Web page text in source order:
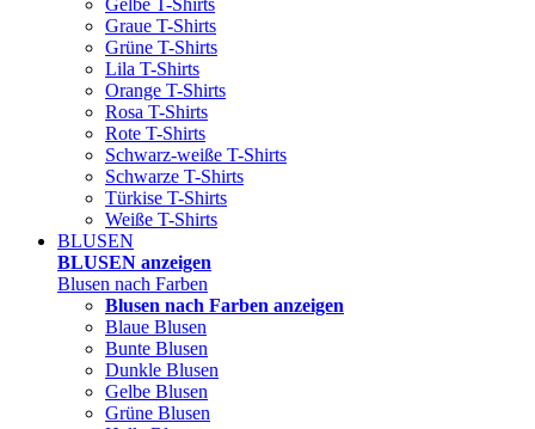
Gelbe T-Shirts
Graue T-Shirts
Grüne T-Shirts
Lila T-Shirts
Orange T-Shirts
Rosa T-Shirts
Rote T-Shirts
Schwarz-weiße T-Shirts
Schwarze T-Shirts
Türkise T-Shirts
Weiße T-Shirts
BLUSEN
BLUSEN anzeigen
Blusen nach Farben
Blusen nach Farben anzeigen
Blaue Blusen
Bunte Blusen
Dunkle Blusen
Gelbe Blusen
Grüne Blusen